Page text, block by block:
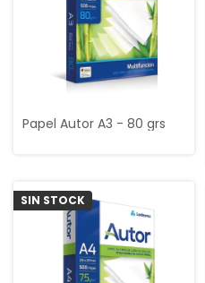
Papel Autor A3 - 80 grs
SIN STOCK